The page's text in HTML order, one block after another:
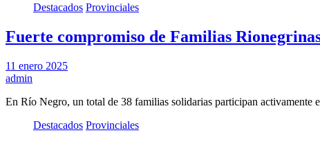
Destacados Provinciales
Fuerte compromiso de Familias
11 enero 2025
admin
En Río Negro, un total de 38 familias solidarias participan
Destacados Provinciales